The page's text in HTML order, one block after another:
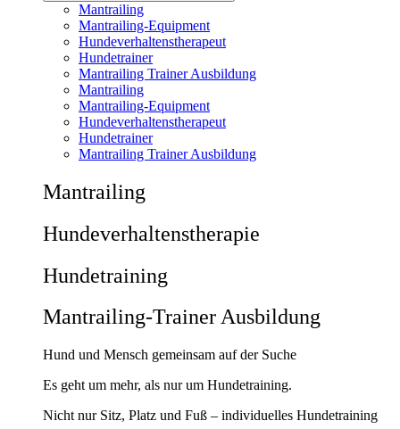
Mantrailing
Mantrailing-Equipment
Hundeverhaltenstherapeut
Hundetrainer
Mantrailing Trainer Ausbildung
Mantrailing
Mantrailing-Equipment
Hundeverhaltenstherapeut
Hundetrainer
Mantrailing Trainer Ausbildung
Mantrailing
Hunde­verhaltens­therapie
Hunde­training
Mantrailing-Trainer Ausbildung
Hund und Mensch gemeinsam auf der Suche
Es geht um mehr, als nur um Hundetraining.
Nicht nur Sitz, Platz und Fuß – individuelles Hundetraining